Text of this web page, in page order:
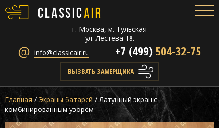
г. Москва, м. Тульская
ул. Лестева 18.
info@classicair.ru
+7 (499) 504-32-75
ВЫЗВАТЬ ЗАМЕРЩИКА
Главная / Экраны батарей /Латунный экран с
комбинированным узором